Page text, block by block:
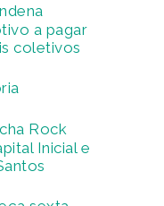
a pagar
coletivos
Rock
Inicial e